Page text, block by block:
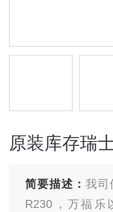
原装库存瑞
简要描述：我司
R230，万福